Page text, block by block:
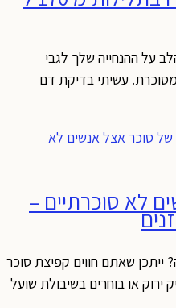
על ההנחייה שלך לגבי
מסוכרת. עשיתי בדיקת דם
לא סוכרתיים –
ייתכן שאתם חווים קפיצת סוכר
או בוחרים בשיבולת שועל